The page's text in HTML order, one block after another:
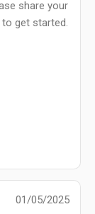
share your
get started.
01/05/2025